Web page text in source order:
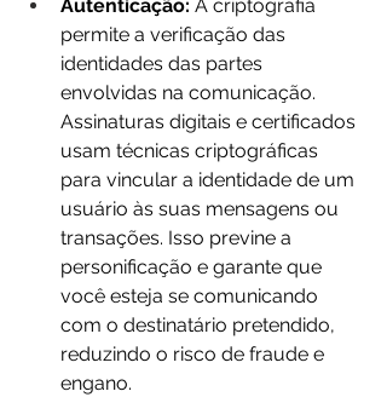
Autenticação: A criptografia
permite a verificação das
identidades das partes
envolvidas na comunicação.
Assinaturas digitais e certificados
usam técnicas criptográficas
para vincular a identidade de um
usuário às suas mensagens ou
transações. Isso previne a
personificação e garante que
você esteja se comunicando
com o destinatário pretendido,
reduzindo o risco de fraude e
engano.